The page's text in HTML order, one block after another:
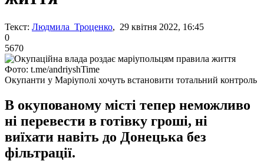
Текст: Людмила Троценко, 29 квітня 2022, 16:45
0
5670
Фото: t.me/andriyshTime
Окупанти у Маріуполі хочуть встановити тотальний контроль
В окупованому місті тепер неможливо
ні перевести в готівку гроші, ні
виїхати навіть до Донецька без
фільтрації.